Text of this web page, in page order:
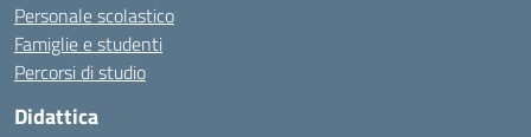
Personale scolastico
Famiglie e studenti
Percorsi di studio
Didattica